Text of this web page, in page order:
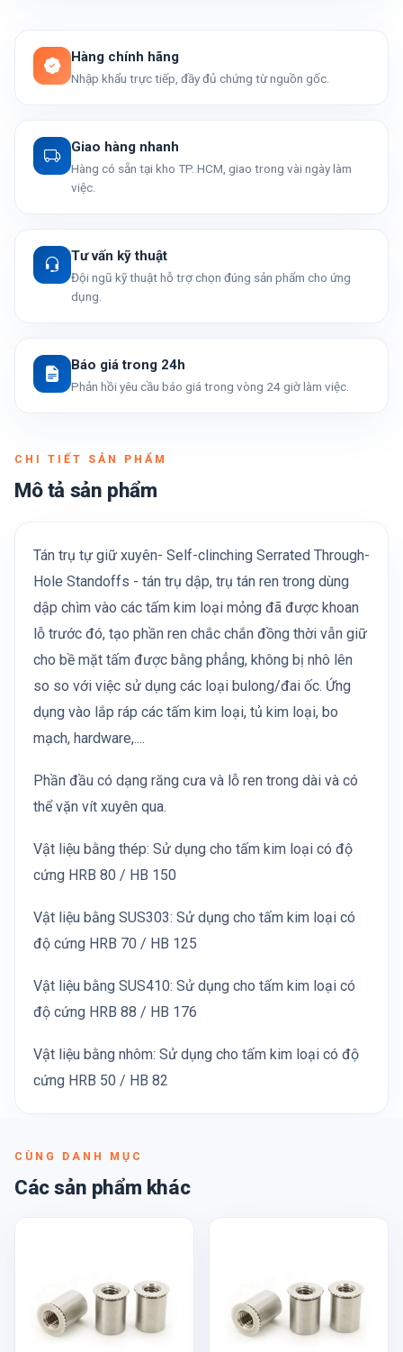
Hàng chính hãng
Nhập khẩu trực tiếp, đầy đủ chứng từ nguồn gốc.
Giao hàng nhanh
Hàng có sẵn tại kho TP. HCM, giao trong vài ngày làm
việc.
Tư vấn kỹ thuật
Đội ngũ kỹ thuật hỗ trợ chọn đúng sản phẩm cho ứng
dụng.
Báo giá trong 24h
Phản hồi yêu cầu báo giá trong vòng 24 giờ làm việc.
CHI TIẾT SẢN PHẨM
Mô tả sản phẩm
Tán trụ tự giữ xuyên- Self-clinching Serrated Through-
Hole Standoffs - tán trụ dập, trụ tán ren trong dùng
dập chìm vào các tấm kim loại mỏng đã được khoan
lỗ trước đó, tạo phần ren chắc chắn đồng thời vẫn giữ
cho bề mặt tấm được bằng phẳng, không bị nhô lên
so so với việc sử dụng các loại bulong/đai ốc. Ứng
dụng vào lắp ráp các tấm kim loại, tủ kim loại, bo
mạch, hardware,....
Phần đầu có dạng răng cưa và lỗ ren trong dài và có
thể vặn vít xuyên qua.
Vật liệu bằng thép: Sử dụng cho tấm kim loại có độ
cứng HRB 80 / HB 150
Vật liệu bằng SUS303: Sử dụng cho tấm kim loại có
độ cứng HRB 70 / HB 125
Vật liệu bằng SUS410: Sử dụng cho tấm kim loại có
độ cứng HRB 88 / HB 176
Vật liệu bằng nhôm: Sử dụng cho tấm kim loại có độ
cứng HRB 50 / HB 82
CÙNG DANH MỤC
Các sản phẩm khác